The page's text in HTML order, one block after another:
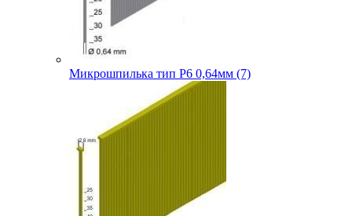
Микрошпилька тип P6 0,64мм (7)